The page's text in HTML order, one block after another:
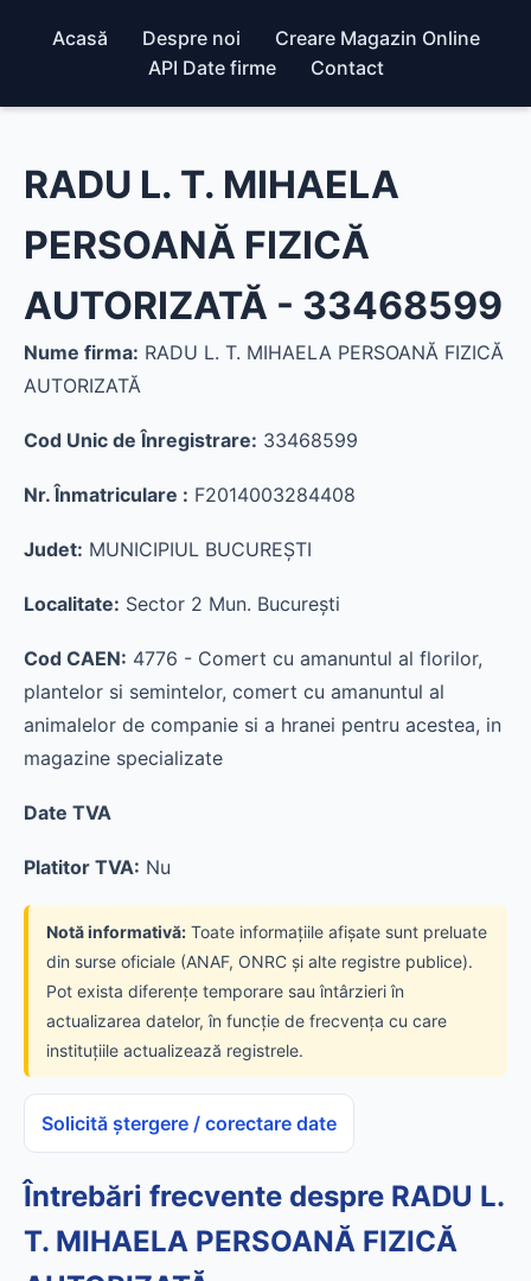
Acasă Despre noi
Creare Magazin Online
API Date firme
Contact
RADU L. T. MIHAELA
PERSOANĂ FIZICĂ
AUTORIZATĂ - 33468599
Nume firma: RADU L. T. MIHAELA PERSOANĂ FIZICĂ
AUTORIZATĂ
Cod Unic de Înregistrare: 33468599
Nr. Înmatriculare : F2014003284408
Judet: MUNICIPIUL BUCUREŞTI
Localitate: Sector 2 Mun. Bucureşti
Cod CAEN: 4776 - Comert cu amanuntul al florilor,
plantelor si semintelor, comert cu amanuntul al
animalelor de companie si a hranei pentru acestea, in
magazine specializate
Date TVA
Platitor TVA: Nu
Notă informativă: Toate informațiile afișate sunt preluate
din surse oficiale (ANAF, ONRC și alte registre publice).
Pot exista diferențe temporare sau întârzieri în
actualizarea datelor, în funcție de frecvența cu care
instituțiile actualizează registrele.
Solicită ștergere / corectare date
Întrebări frecvente despre RADU L.
T. MIHAELA PERSOANĂ FIZICĂ